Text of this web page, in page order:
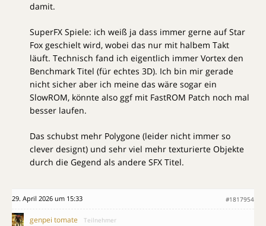
damit.
SuperFX Spiele: ich weiß ja dass immer gerne auf Star
Fox geschielt wird, wobei das nur mit halbem Takt
läuft. Technisch fand ich eigentlich immer Vortex den
Benchmark Titel (für echtes 3D). Ich bin mir gerade
nicht sicher aber ich meine das wäre sogar ein
SlowROM, könnte also ggf mit FastROM Patch noch mal
besser laufen.
Das schubst mehr Polygone (leider nicht immer so
clever designt) und sehr viel mehr texturierte Objekte
durch die Gegend als andere SFX Titel.
29. April 2026 um 15:33 #1817954
genpei tomate Teilnehmer